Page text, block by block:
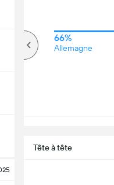
66%
Allemagne
Tête à tête